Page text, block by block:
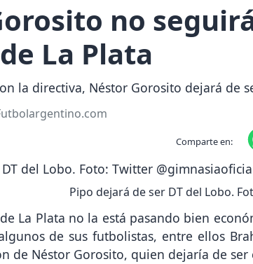
no
La Plata
la directiva, Néstor Gorosito dejará de
Comparte en:
Pipo dejará de ser DT del Lobo.
La Plata no la está pasando bien
de sus futbolistas, entre ellos
de Néstor Gorosito, quien dejaría de ser